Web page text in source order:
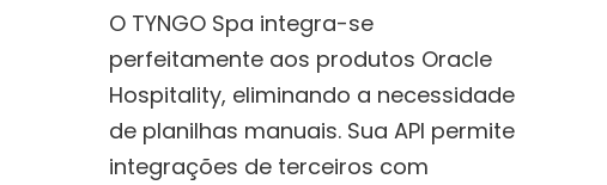
O TYNGO Spa integra-se
perfeitamente aos produtos Oracle
Hospitality, eliminando a necessidade
de planilhas manuais. Sua API permite
integrações de terceiros com